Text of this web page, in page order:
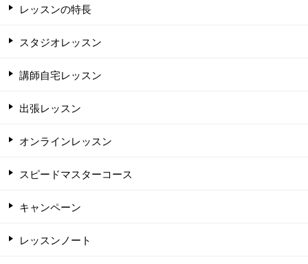
レッスンの特長
スタジオレッスン
講師自宅レッスン
出張レッスン
オンラインレッスン
スピードマスターコース
キャンペーン
レッスンノート